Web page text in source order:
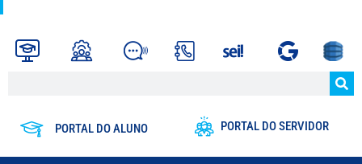
PORTAL DO ALUNO PORTAL DO SERVIDOR